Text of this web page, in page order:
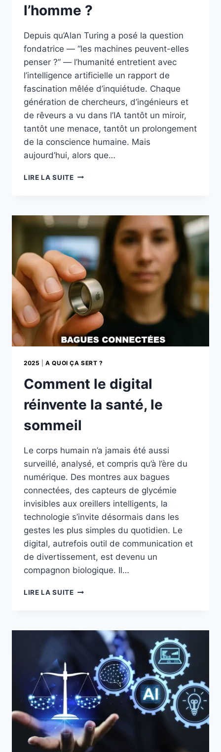
l’homme ?
Depuis qu’Alan Turing a posé la question
fondatrice — “les machines peuvent-elles
penser ?” — l’humanité entretient avec
l’intelligence artificielle un rapport de
fascination mêlée d’inquiétude. Chaque
génération de chercheurs, d’ingénieurs et
de rêveurs a vu dans l’IA tantôt un miroir,
tantôt une menace, tantôt un prolongement
de la conscience humaine. Mais
aujourd’hui, alors que…
LIRE LA SUITEL’INTELLIGENCE
DÉPASSER
L’HOMME
?
2025 |A QUOI ÇA SERT ?
Comment le digital
réinvente la santé, le
sommeil
Le corps humain n’a jamais été aussi
surveillé, analysé, et compris qu’à l’ère du
numérique. Des montres aux bagues
connectées, des capteurs de glycémie
invisibles aux oreillers intelligents, la
technologie s’invite désormais dans les
gestes les plus simples du quotidien. Le
digital, autrefois outil de communication et
de divertissement, est devenu un
compagnon biologique. Il…
LIRE LA SUITECOMMENT
LA
SOMMEIL